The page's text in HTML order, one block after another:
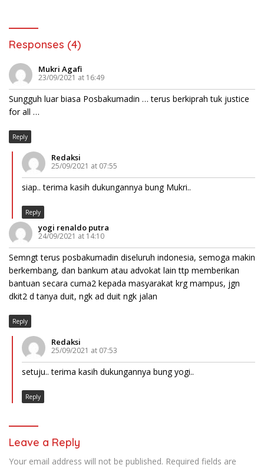
Responses (4)
Mukri Agafi
23/09/2021 at 16:49
Sungguh luar biasa Posbakumadin … terus berkiprah tuk justice
for all …
Reply
Redaksi
25/09/2021 at 07:55
siap.. terima kasih dukungannya bung Mukri..
Reply
yogi renaldo putra
24/09/2021 at 14:10
Semngt terus posbakumadin diseluruh indonesia, semoga makin
berkembang, dan bankum atau advokat lain ttp memberikan
bantuan secara cuma2 kepada masyarakat krg mampus, jgn
dkit2 d tanya duit, ngk ad duit ngk jalan
Reply
Redaksi
25/09/2021 at 07:53
setuju.. terima kasih dukungannya bung yogi..
Reply
Leave a Reply
Your email address will not be published. Required fields are